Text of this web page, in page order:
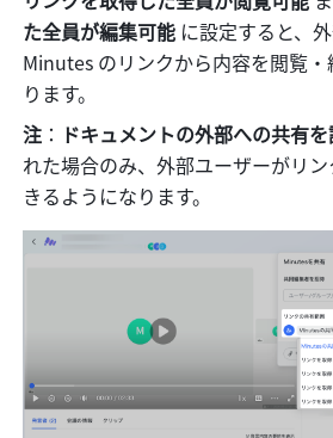
た全員が編集可能 に設定すると、
Minutes のリンクから内容を閲覧
ります。
注 ： ドキュメントの外部への共有
れた場合のみ、外部ユーザーがリ
きるようになります。